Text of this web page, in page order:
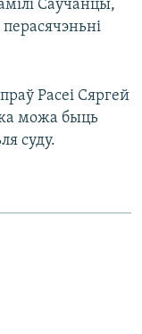
Саўчанцы,
Расеі Сяргей
можа быць
суду.